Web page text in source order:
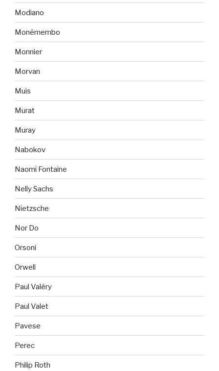
Modiano
Monémembo
Monnier
Morvan
Muis
Murat
Muray
Nabokov
Naomi Fontaine
Nelly Sachs
Nietzsche
Nor Do
Orsoni
Orwell
Paul Valéry
Paul Valet
Pavese
Perec
Philip Roth